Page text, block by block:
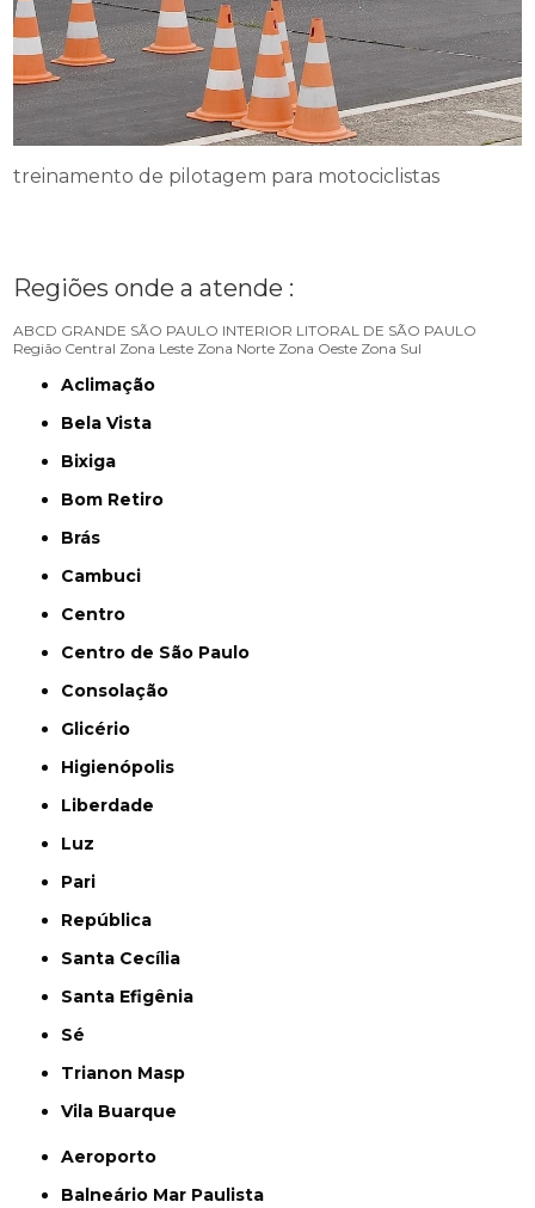
treinamento de pilotagem para motociclistas
Regiões onde a atende :
ABCD GRANDE SÃO PAULO INTERIOR LITORAL DE SÃO PAULO
Região Central Zona Leste Zona Norte Zona Oeste Zona Sul
Aclimação
Bela Vista
Bixiga
Bom Retiro
Brás
Cambuci
Centro
Centro de São Paulo
Consolação
Glicério
Higienópolis
Liberdade
Luz
Pari
República
Santa Cecília
Santa Efigênia
Sé
Trianon Masp
Vila Buarque
Aeroporto
Balneário Mar Paulista